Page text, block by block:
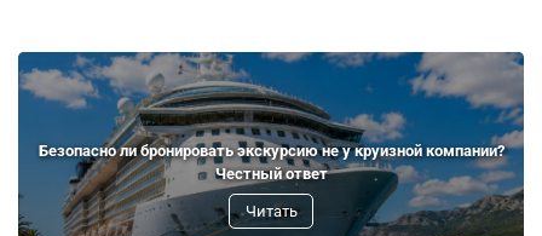
Безопасно ли бронировать экскурсию не у круизной компании?
Честный ответ
Читать